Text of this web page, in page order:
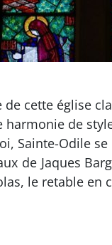
cette église
harmonie de
Sainte-Odile
de Jaques
le retable